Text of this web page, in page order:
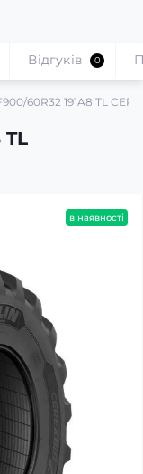
60R32 191A8 TL
Відгуків 0
в наявності